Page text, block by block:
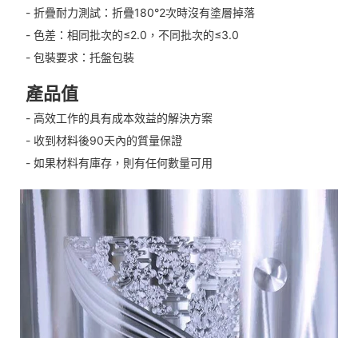
- 折疊耐力測試：折疊180°2次時沒有塗層掉落
- 色差：相同批次的≤2.0，不同批次的≤3.0
- 包裝要求：托盤包裝
產品值
- 高效工作的具有成本效益的解決方案
- 收到材料後90天內的質量保證
- 如果材料有庫存，則有任何數量可用